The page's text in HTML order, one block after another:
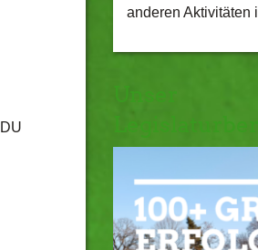
anderen Aktivitäten